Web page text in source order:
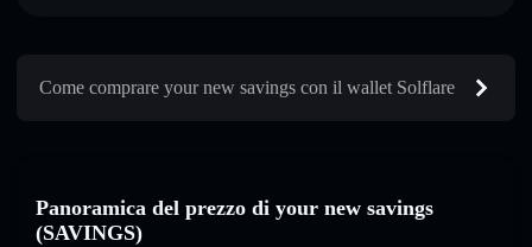
Come comprare your new savings con il wallet Solflare
Panoramica del prezzo di your new savings
(SAVINGS)